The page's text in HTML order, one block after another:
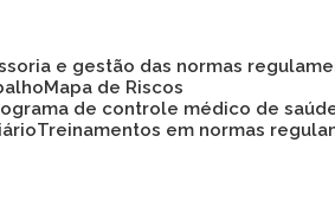
e gestão das normas
Mapa de Riscos
de controle médico de
Treinamentos em normas